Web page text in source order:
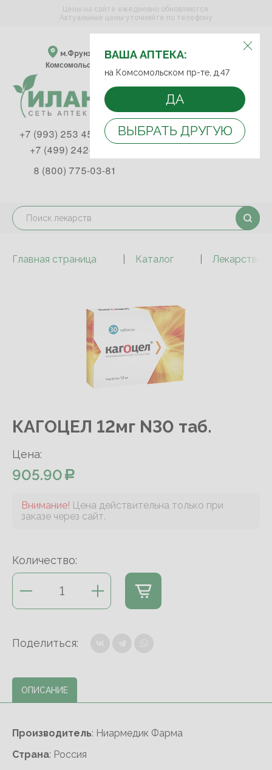
ВЫБЕРИТЕ АПТЕКУ:
м.Фрунзенская м.Спортивная
Комсомольский пр-т, д. 47
ВАША АПТЕКА:
на Комсомольском пр-те, д.47
ДА
ВЫБРАТЬ ДРУГУЮ
Цены на сайте ежедневно обновляются.
Актуальные цены уточняйте по телефону
+7 (993) 253 45 93
+7 (499) 242-90-85
8 (800) 775-03-81
Главная страница Каталог
КАГОЦЕЛ 12мг N30 таб.
Цена:
905.90
Внимание! Цена действительна только при
заказе через сайт.
Количество:
Поделиться:
ОПИСАНИЕ
Производитель: Ниармедик Фарма
Cтрана: Россия